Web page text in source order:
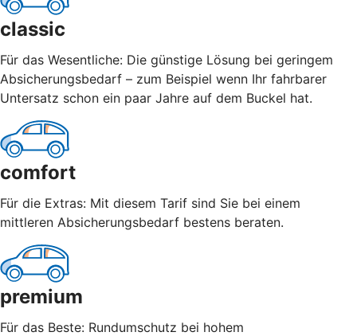
classic
Für das Wesentliche: Die günstige Lösung bei geringem
Absicherungsbedarf – zum Beispiel wenn Ihr fahrbarer
Untersatz schon ein paar Jahre auf dem Buckel hat.
comfort
Für die Extras: Mit diesem Tarif sind Sie bei einem
mittleren Absicherungsbedarf bestens beraten.
premium
Für das Beste: Rundumschutz bei hohem